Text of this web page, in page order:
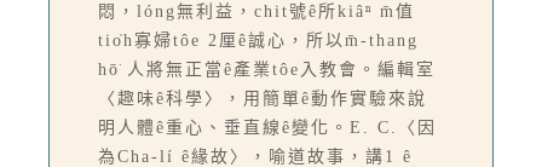
悶，lóng無利益，chit號ê所kiâⁿ m̄值
tio̍h寡婦tôe 2厘ê誠心，所以m̄-thang
hō͘ 人將無正當ê產業tôe入教會。編輯室
〈趣味ê科學〉，用簡單ê動作實驗來說
明人體ê重心、垂直線ê變化。E. C.〈因
為Cha-lí ê緣故〉，喻道故事，講1 ê